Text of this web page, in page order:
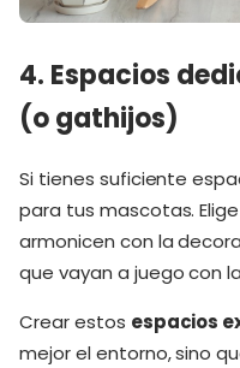
4. Espacios
(o gathijos)
Si tienes suficiente
para tus mascotas.
armonicen con la
que vayan a juego con
Crear estos espacios
mejor el entorno, sino